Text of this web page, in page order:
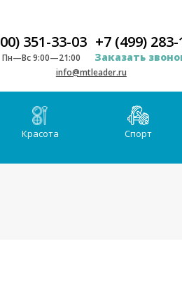
351-33-03 +7 (499)
Пн—Вс 9:00—21:00 Заказать
info@mtleader.ru
Красота Спорт